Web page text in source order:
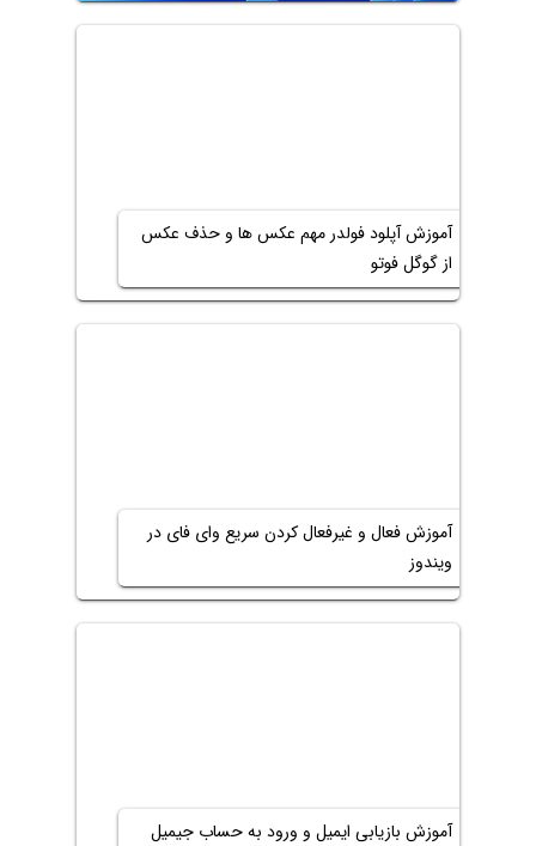
آموزش آپلود فولدر مهم عکس ها و حذف عکس
از گوگل فوتو
آموزش فعال و غیرفعال کردن سریع وای فای در
ویندوز
آموزش بازیابی ایمیل و ورود به حساب جیمیل